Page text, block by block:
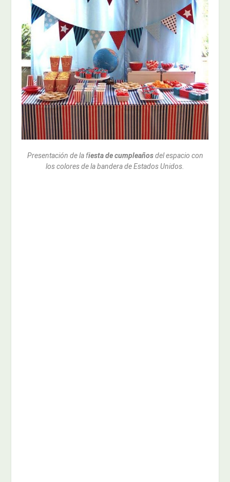
Presentación de la fiesta de cumpleañosdel espacio con
los colores de la bandera de Estados Unidos.